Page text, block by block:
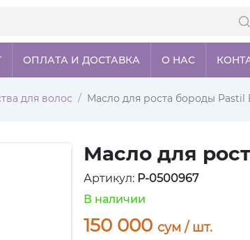
ОПЛАТА И ДОСТАВКА О НАС
для волос Масло для роста бороды Pastil
Масло для
Артикул: P-0500967
В наличии
150 000 сум / шт.